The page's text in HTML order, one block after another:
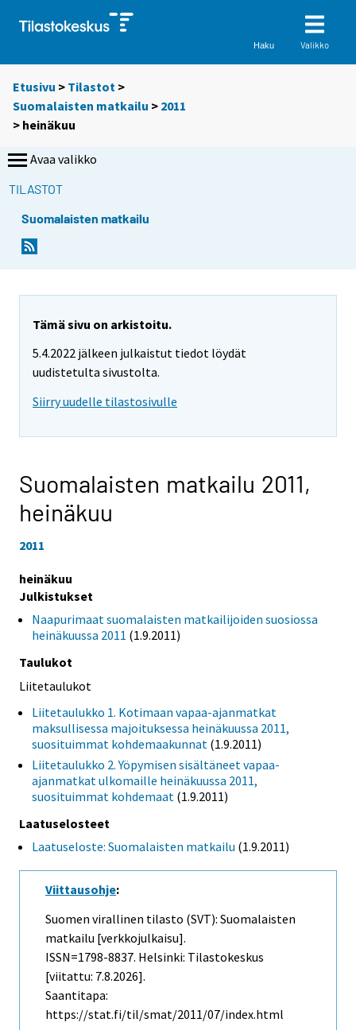
Haku Valikko
Etusivu > Tilastot >
Suomalaisten matkailu > 2011
> heinäkuu
Avaa valikko
TILASTOT
Suomalaisten matkailu
Tämä sivu on arkistoitu.
5.4.2022 jälkeen julkaistut tiedot löydät
uudistetulta sivustolta.
Siirry uudelle tilastosivulle
Suomalaisten matkailu 2011,
heinäkuu
2011
heinäkuu
Julkistukset
Naapurimaat suomalaisten matkailijoiden suosiossa
heinäkuussa 2011 (1.9.2011)
Taulukot
Liitetaulukot
Liitetaulukko 1. Kotimaan vapaa-ajanmatkat
maksullisessa majoituksessa heinäkuussa 2011,
suosituimmat kohdemaakunnat (1.9.2011)
Liitetaulukko 2. Yöpymisen sisältäneet vapaa-
ajanmatkat ulkomaille heinäkuussa 2011,
suosituimmat kohdemaat (1.9.2011)
Laatuselosteet
Laatuseloste: Suomalaisten matkailu (1.9.2011)
Viittausohje:
Suomen virallinen tilasto (SVT): Suomalaisten
matkailu [verkkojulkaisu].
ISSN=1798-8837. Helsinki: Tilastokeskus
[viitattu: 7.8.2026].
Saantitapa:
https://stat.fi/til/smat/2011/07/index.html